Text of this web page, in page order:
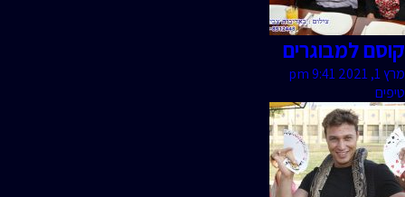
קוסם למבוגרים
מרץ 1, 2021 9:41 pm
טיפים